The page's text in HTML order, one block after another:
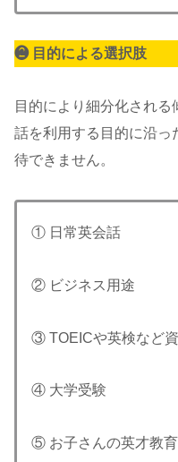
❷ 目的による選択肢
目的により細分化され
話を利用する目的に沿っ
待できません。
① 日常英会話
② ビジネス用途
③ TOEICや英検など
④ 大学受験
⑤ お子さんの英才教